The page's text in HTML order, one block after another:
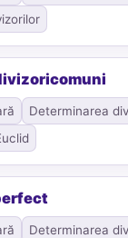
Determinarea
Determinarea